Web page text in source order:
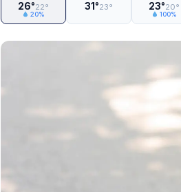
26°22°
20%
31°23° 23°20°
100%